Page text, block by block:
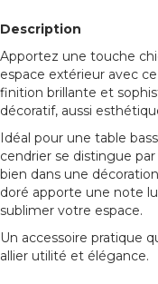
Description
Apportez une touche
espace extérieur avec ce
finition brillante et
décoratif, aussi
Idéal pour une table
cendrier se distingue
bien dans une
doré apporte une note
sublimer votre espace.
Un accessoire pratique
allier utilité et élégance.